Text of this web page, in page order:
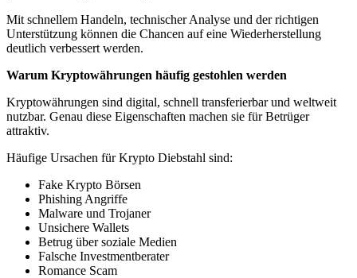
Mit schnellem Handeln, technischer Analyse und der richtigen
Unterstützung können die Chancen auf eine Wiederherstellung
deutlich verbessert werden.
Warum Kryptowährungen häufig gestohlen werden
Kryptowährungen sind digital, schnell transferierbar und weltweit
nutzbar. Genau diese Eigenschaften machen sie für Betrüger
attraktiv.
Häufige Ursachen für Krypto Diebstahl sind:
Fake Krypto Börsen
Phishing Angriffe
Malware und Trojaner
Unsichere Wallets
Betrug über soziale Medien
Falsche Investmentberater
Romance Scam